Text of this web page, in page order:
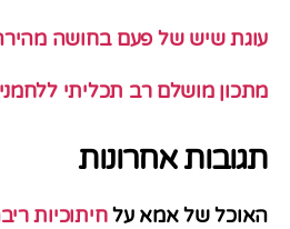
עוגת שיש של פעם בחושה
מתכון מושלם רב תכליתי
תגובות אחרונות
האוכל של אמא עלחיתוכיות